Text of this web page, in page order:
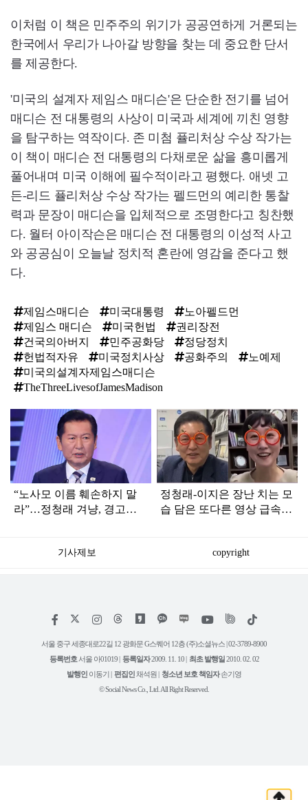
이처럼 이 책은 민주주의 위기가 공공연하게 거론되는
한국에서 우리가 나아갈 방향을 찾는 데 중요한 단서
를 제공한다.
'미국의 설계자 제임스 매디슨'은 단순한 전기를 넘어
매디슨 전 대통령의 사상이 미국과 세계에 끼친 영향
을 탐구하는 역작이다. 존 미첨 퓰리처상 수상 작가는
이 책이 매디슨 전 대통령의 다채로운 삶을 흥미롭게
풀어내며 미국 이해에 필수적이라고 평했다. 애넷 고
든-리드 퓰리처상 수상 작가는 펠드먼의 예리한 통찰
력과 문장이 매디슨을 입체적으로 조명한다고 칭찬했
다. 월터 아이작슨은 매디슨 전 대통령의 이성적 사고
와 공공심이 오늘날 정치적 혼란에 영감을 준다고 했
다.
제임스매디슨 미국대통령
노아펠드먼
제임스 매디슨
미국헌법
권리장전
건국의아버지
민주공화당
정당정치
헌법적자유
미국정치사상 공화주의
노예제
미국의설계자제임스매디슨
TheThreeLivesofJamesMadison
탑
라
인
“노사모 이름 훼손하지 말
라”…정청래 겨냥, 경고장
정청래-이지은 장난 치는 모
습 담은 또다른 영상 급속
기사제보 copyright
페
스
인
타
램
위
트
유
튜
틱
서울 중구 세종대로22길 12 광화문 G스퀘어 12층 (주)소셜뉴스 | 02-3789-8900
등록번호 서울 아01019 | 등록일자2009. 11. 10 | 최초 발행일2010. 02. 02
발행인 이동기 | 편집인채석원 | 청소년 보호 책임자손기영
© Social News Co., Ltd. All Right Reserved.